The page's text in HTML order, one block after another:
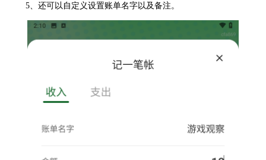
5、还可以自定义设置账单名字以及备注。